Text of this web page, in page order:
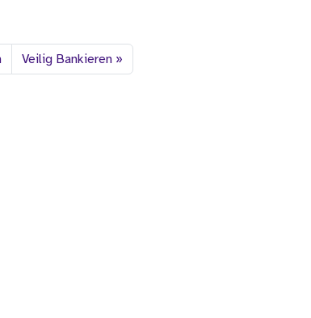
Veilig Bankieren